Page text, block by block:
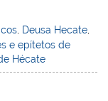
ar
e
Deusa Hecate
e epítetos de
Hécate